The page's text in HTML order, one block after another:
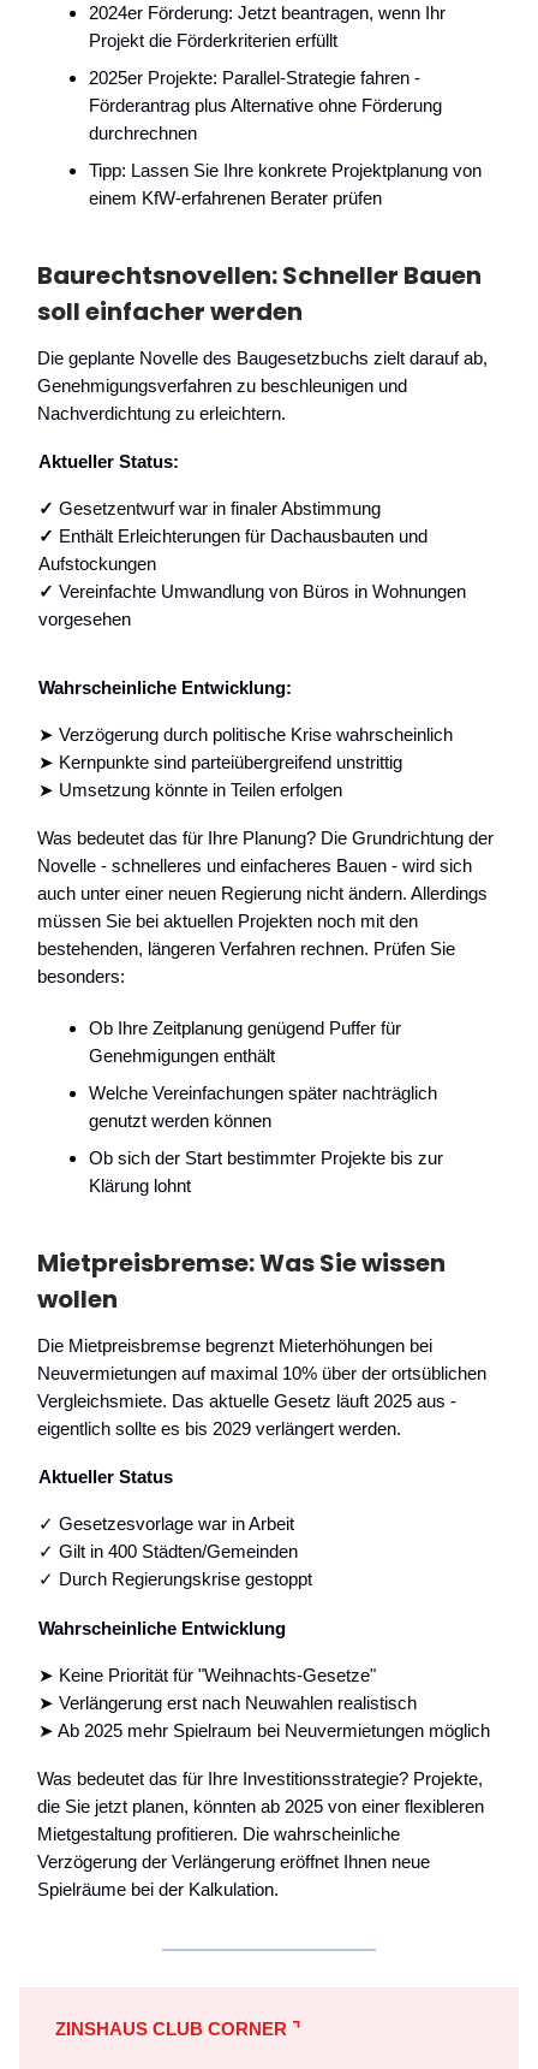
2024er Förderung: Jetzt beantragen, wenn Ihr
Projekt die Förderkriterien erfüllt
2025er Projekte: Parallel-Strategie fahren -
Förderantrag plus Alternative ohne Förderung
durchrechnen
Tipp: Lassen Sie Ihre konkrete Projektplanung von
einem KfW-erfahrenen Berater prüfen
Baurechtsnovellen: Schneller Bauen
soll einfacher werden
Die geplante Novelle des Baugesetzbuchs zielt darauf ab,
Genehmigungsverfahren zu beschleunigen und
Nachverdichtung zu erleichtern.
Aktueller Status:
✓ Gesetzentwurf war in finaler Abstimmung
✓ Enthält Erleichterungen für Dachausbauten und
Aufstockungen
✓ Vereinfachte Umwandlung von Büros in Wohnungen
vorgesehen
Wahrscheinliche Entwicklung:
➤ Verzögerung durch politische Krise wahrscheinlich
➤ Kernpunkte sind parteiübergreifend unstrittig
➤ Umsetzung könnte in Teilen erfolgen
Was bedeutet das für Ihre Planung? Die Grundrichtung der
Novelle - schnelleres und einfacheres Bauen - wird sich
auch unter einer neuen Regierung nicht ändern. Allerdings
müssen Sie bei aktuellen Projekten noch mit den
bestehenden, längeren Verfahren rechnen. Prüfen Sie
besonders:
Ob Ihre Zeitplanung genügend Puffer für
Genehmigungen enthält
Welche Vereinfachungen später nachträglich
genutzt werden können
Ob sich der Start bestimmter Projekte bis zur
Klärung lohnt
Mietpreisbremse: Was Sie wissen
wollen
Die Mietpreisbremse begrenzt Mieterhöhungen bei
Neuvermietungen auf maximal 10% über der ortsüblichen
Vergleichsmiete. Das aktuelle Gesetz läuft 2025 aus -
eigentlich sollte es bis 2029 verlängert werden.
Aktueller Status
✓ Gesetzesvorlage war in Arbeit
✓ Gilt in 400 Städten/Gemeinden
✓ Durch Regierungskrise gestoppt
Wahrscheinliche Entwicklung
➤ Keine Priorität für "Weihnachts-Gesetze"
➤ Verlängerung erst nach Neuwahlen realistisch
➤ Ab 2025 mehr Spielraum bei Neuvermietungen möglich
Was bedeutet das für Ihre Investitionsstrategie? Projekte,
die Sie jetzt planen, könnten ab 2025 von einer flexibleren
Mietgestaltung profitieren. Die wahrscheinliche
Verzögerung der Verlängerung eröffnet Ihnen neue
Spielräume bei der Kalkulation.
ZINSHAUS CLUB CORNER ⌝